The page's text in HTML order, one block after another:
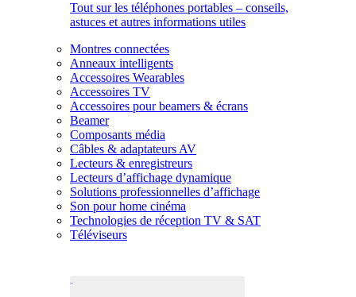
Tout sur les téléphones portables – conseils,
astuces et autres informations utiles
Montres connectées
Anneaux intelligents
Accessoires Wearables
Accessoires TV
Accessoires pour beamers & écrans
Beamer
Composants média
Câbles & adaptateurs AV
Lecteurs & enregistreurs
Lecteurs d’affichage dynamique
Solutions professionnelles d’affichage
Son pour home cinéma
Technologies de réception TV & SAT
Téléviseurs